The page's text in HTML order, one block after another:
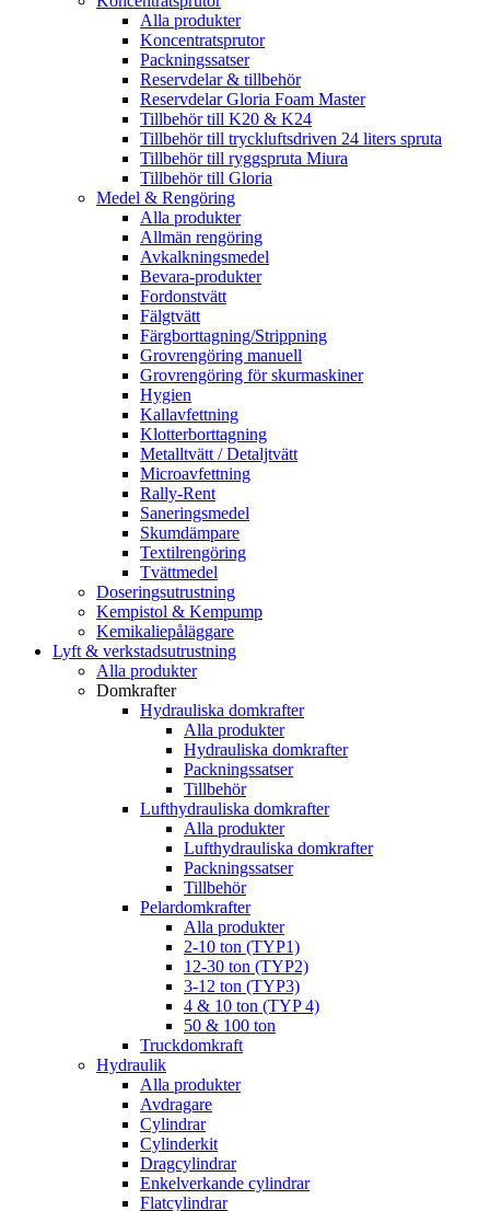
Alla produkter
Koncentratsprutor
Packningssatser
Reservdelar & tillbehör
Reservdelar Gloria Foam Master
Tillbehör till K20 & K24
Tillbehör till tryckluftsdriven 24 liters spruta
Tillbehör till ryggspruta Miura
Tillbehör till Gloria
Medel & Rengöring
Alla produkter
Allmän rengöring
Avkalkningsmedel
Bevara-produkter
Fordonstvätt
Fälgtvätt
Färgborttagning/Strippning
Grovrengöring manuell
Grovrengöring för skurmaskiner
Hygien
Kallavfettning
Klotterborttagning
Metalltvätt / Detaljtvätt
Microavfettning
Rally-Rent
Saneringsmedel
Skumdämpare
Textilrengöring
Tvättmedel
Doseringsutrustning
Kempistol & Kempump
Kemikaliepåläggare
Lyft & verkstadsutrustning
Alla produkter
Domkrafter
Hydrauliska domkrafter
Alla produkter
Hydrauliska domkrafter
Packningssatser
Tillbehör
Lufthydrauliska domkrafter
Alla produkter
Lufthydrauliska domkrafter
Packningssatser
Tillbehör
Pelardomkrafter
Alla produkter
2-10 ton (TYP1)
12-30 ton (TYP2)
3-12 ton (TYP3)
4 & 10 ton (TYP 4)
50 & 100 ton
Truckdomkraft
Hydraulik
Alla produkter
Avdragare
Cylindrar
Cylinderkit
Dragcylindrar
Enkelverkande cylindrar
Flatcylindrar